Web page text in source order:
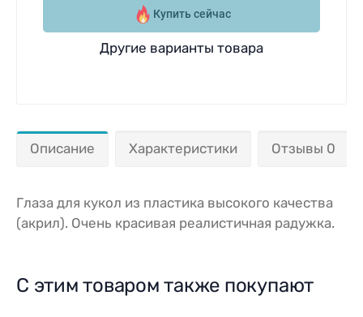
Купить сейчас
Другие варианты товара
Описание Характеристики Отзывы 0
Глаза для кукол из пластика высокого качества
(акрил). Очень красивая реалистичная радужка.
С этим товаром также покупают